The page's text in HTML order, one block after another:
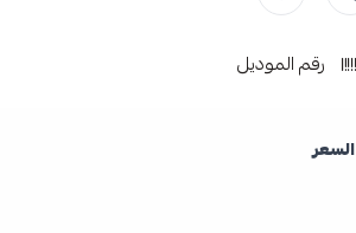
رقم الموديل
السعر